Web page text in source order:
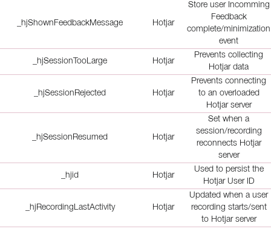
_hjShownFeedbackMessage Hotjar
Store user Incomming
Feedback
complete/minimization
event
_hjSessionTooLarge Hotjar
Prevents collecting
Hotjar data
_hjSessionRejected Hotjar
Prevents connecting
to an overloaded
Hotjar server
_hjSessionResumed Hotjar
Set when a
session/recording
reconnects Hotjar
server
_hjid Hotjar
Used to persist the
Hotjar User ID
_hjRecordingLastActivity Hotjar
Updated when a user
recording starts/sent
to Hotjar server